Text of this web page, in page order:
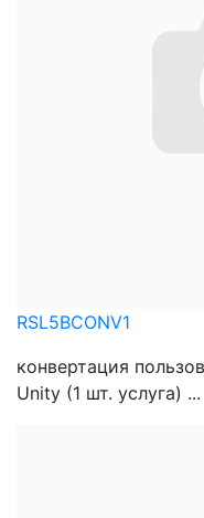
RSL5BCONV1
конвертация
Unity (1 шт. услуга) ...